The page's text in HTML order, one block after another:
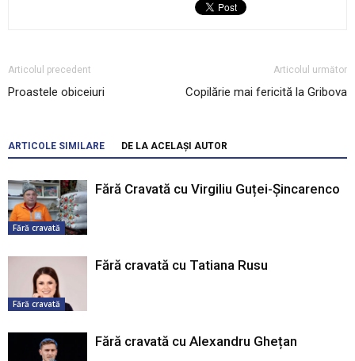
Articolul precedent
Proastele obiceiuri
Articolul următor
Copilărie mai fericită la Gribova
ARTICOLE SIMILARE DE LA ACELAȘI AUTOR
Fără cravată
Fără Cravată cu Virgiliu Guței-Șincarenco
Fără cravată
Fără cravată cu Tatiana Rusu
Fără cravată cu Alexandru Ghețan